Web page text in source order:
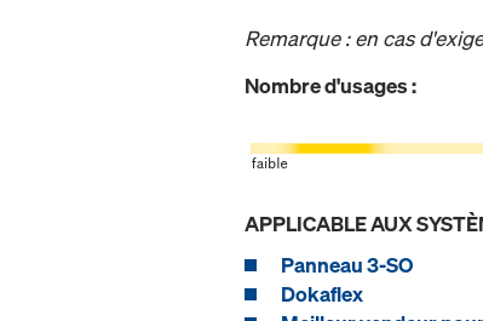
Remarque : en cas
Nombre d'usages :
APPLICABLE AUX
Panneau 3-SO
Dokaflex